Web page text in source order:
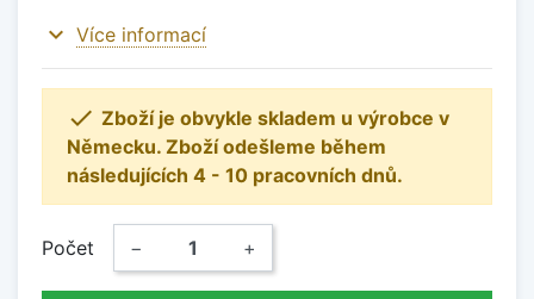
expand_more Více informací
 Zboží je obvykle skladem u výrobce v
Německu. Zboží odešleme během
následujících 4 - 10 pracovních dnů.
Počet − +